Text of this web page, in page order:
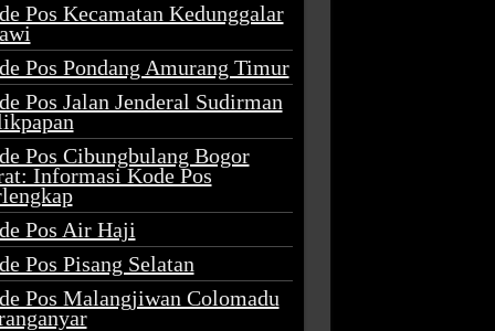
Pos Kecamatan Kedunggalar
Pos Pondang Amurang Timur
Pos Jalan Jenderal Sudirman
Pos Cibungbulang Bogor
Informasi Kode Pos
Pos Air Haji
Pos Pisang Selatan
Pos Malangjiwan Colomadu